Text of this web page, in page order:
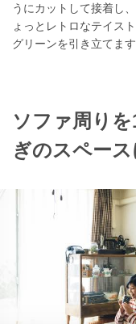
うにカットして接着し
ょっとレトロなテイス
グリーンを引き立てます
ソファ周り
ぎのスペース